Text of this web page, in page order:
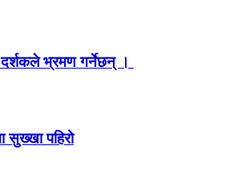
भ्रमण गर्नेछन् ।
सुख्खा पहिरो